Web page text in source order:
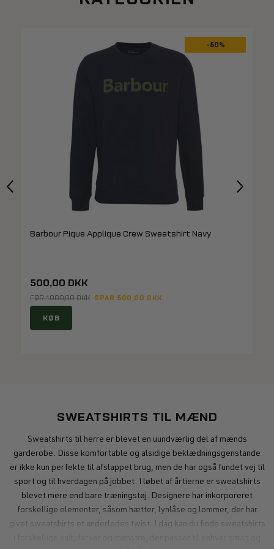
-50%
Barbour Pique Applique Crew Sweatshirt Navy
500,00 DKK
FØR 1.000,00 DKK SPAR 500,00 DKK
KØB
SWEATSHIRTS TIL MÆND
Sweatshirts til herre er blevet en uundværlig del af mænds
garderobe. Disse komfortable og alsidige beklædningsgenstande
er ikke kun perfekte til afslappet brug, men de har også fundet vej til
sport og til hverdagen på jobbet. I løbet af årtierne er sweatshirts
blevet mere end bare træningstøj. Designere har inkorporeret
forskellige elementer, såsom hætter, lynlåse og lommer, der har
givet sweatshirts et anderledes twist. I dag kan du finde sweatshirts